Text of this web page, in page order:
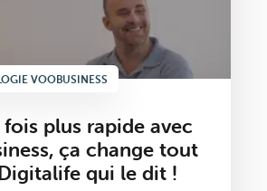
VOOBUSINESS
plus rapide avec
ça change tout
qui le dit !